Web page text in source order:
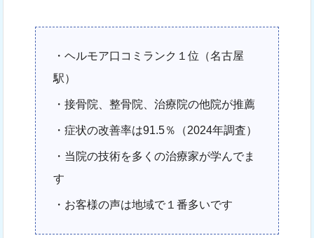
・ヘルモア口コミランク１位（名古屋
駅）
・接骨院、整骨院、治療院の他院が推薦
・症状の改善率は91.5％（2024年調査）
・当院の技術を多くの治療家が学んでま
す
・お客様の声は地域で１番多いです